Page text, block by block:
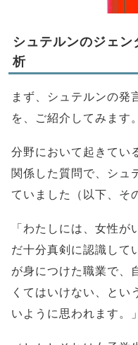
シュテルンのジェ
析
まず、シュテルンの発
を、ご紹介してみます。
分野において起きてい
関係した質問で、シュ
ていました（以下、そ
「わたしには、女性が
だ十分真剣に認識して
が身につけた職業で、
くてはいけない、とい
いように思われます。」